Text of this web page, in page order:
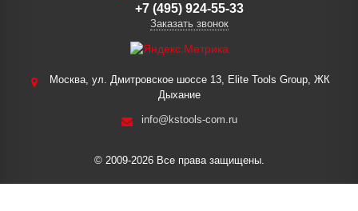
+7 (495) 924-55-33
Заказать звонок
Москва, ул. Дмитровское шоссе 13, Elite Tools Group, ЖК
Дыхание
info@kstools-com.ru
© 2009-2026 Все права защищены.